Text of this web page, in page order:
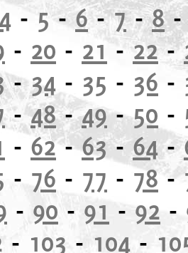
4 - 5-6-7-8
- 20 - 21-22-
-34 - 35 - 36 -
-48-49-50 -
- 62-63-64-
- 76 - 77 - 78-
- 90 - 91 - 92 -
- 103 - 104 -